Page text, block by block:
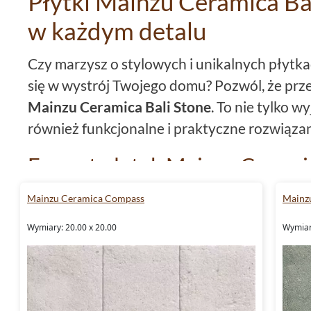
w każdym detalu
Czy marzysz o stylowych i unikalnych
się w wystrój Twojego domu? Pozwól, że
Mainzu Ceramica Bali Stone. To nie tylko
również funkcjonalne i praktyczne
Format płytek Mainzu
Przedstawiamy unikalne
. Ten
się w każdą przestrzeń, tworząc harmonijny
Materiał wykonania płytek
Mainzu Ceramica Compass
Wymiary: 20.00 x 20.00